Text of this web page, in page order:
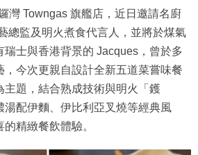
灣 Towngas 旗艦店，近日邀請名廚
總監及明火煮食代言人，並將於煤氣
瑞士與香港背景的 Jacques，曾於多
，今次更親自設計全新五道菜嘗味餐
主題，結合熟成技術與明火「鑊
湯配伊麵、伊比利亞叉燒等經典風
精緻餐飲體驗。